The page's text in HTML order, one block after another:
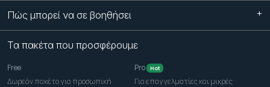
Πώς μπορεί να σε βοηθήσει
Τα πακέτα που προσφέρουμε
Free
Δωρεάν πακέτο για προσωπική
Pro Hot
Για επαγγελματίες και μικρές